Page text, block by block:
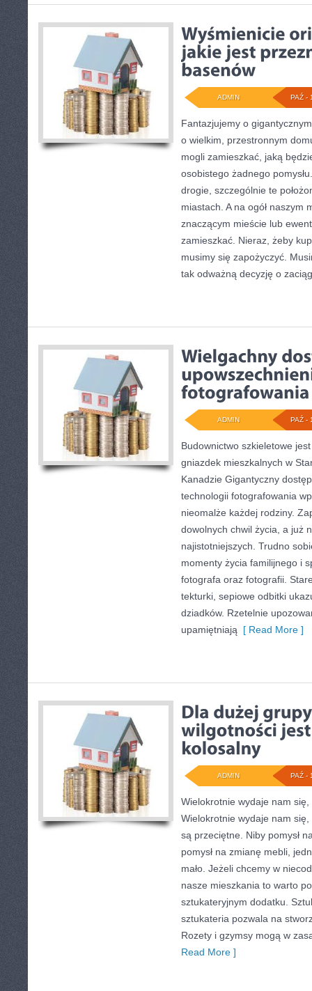
PAŹ -
ADMIN
Fantazjujemy o
o wielkim, przestronnym
mogli zamieszkać, jaką
osobistego żadnego
drogie, szczególnie te
miastach. A na ogół naszym
znaczącym mieście lub
zamieszkać. Nieraz, żeby
musimy się zapożyczyć.
tak odważną decyzję o
PAŹ -
ADMIN
Budownictwo szkieletowe
gniazdek mieszkalnych w
Kanadzie Gigantyczny
technologii fotografowania
nieomalże każdej rodziny.
dowolnych chwil życia, a już
najistotniejszych. Trudno
momenty życia familijnego i
fotografa oraz fotografii.
tekturki, sepiowe odbitki
dziadków. Rzetelnie
upamiętniają [ Read More ]
PAŹ -
ADMIN
Wielokrotnie wydaje nam
Wielokrotnie wydaje nam
są przeciętne. Niby pomysł
pomysł na zmianę mebli,
mało. Jeżeli chcemy w
nasze mieszkania to warto
sztukateryjnym dodatku.
sztukateria pozwala na
Rozety i gzymsy mogą w
Read More ]